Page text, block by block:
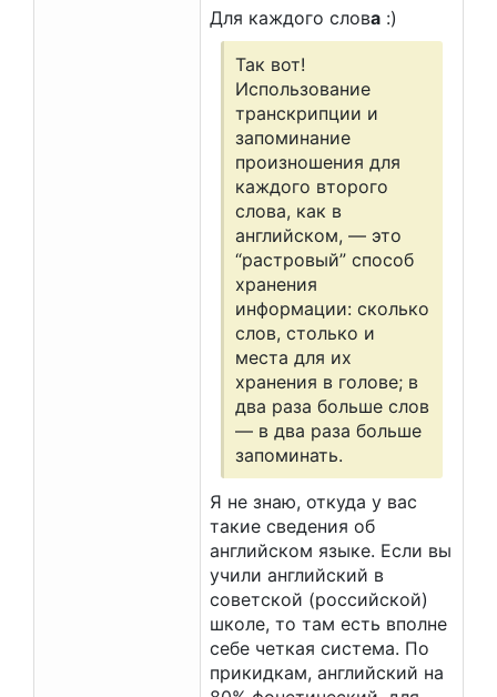
Для каждого слова :)
Так вот!
Использование
транскрипции и
запоминание
произношения для
каждого второго
слова, как в
английском, — это
“растровый” способ
хранения
информации: сколько
слов, столько и
места для их
хранения в голове; в
два раза больше слов
— в два раза больше
запоминать.
Я не знаю, откуда у вас
такие сведения об
английском языке. Если вы
учили английский в
советской (российской)
школе, то там есть вполне
себе четкая система. По
прикидкам, английский на